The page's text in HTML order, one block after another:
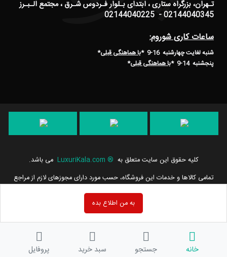
به من اطلاع بده
تـهران، بزرگراه ستاری ، ابتدای بـلوار فـردوس شـرق ، مجتمع الـبـرز
02144040345 - 02144040225
ساعات کاری شوروم:
شنبه لغایت چهارشنبه 16-9 * با هماهنگی قبلی*
پنجشنبه 14-9
*با هماهنگی قبلی*
کلیه حقوق این سایت متعلق به ®
LuxuriKala.com می باشد.
تمامی كالاها و خدمات این فروشگاه، حسب مورد دارای مجوزهای لازم از مراجع
مربوطه می باشند و فعالیت های این سایت تابع قوانین و مقررات جمهوری
خانه جستجو سبد خرید پروفایل